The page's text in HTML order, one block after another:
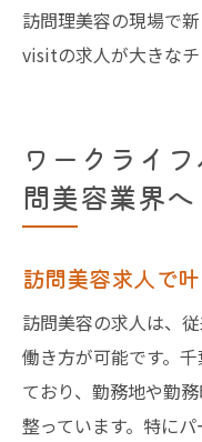
訪問理美容の現場で
visitの求人が大きなチ
ワークライ
問美容業界へ
訪問美容求人で
訪問美容の求人は、
働き方が可能です。
ており、勤務地や勤
整っています。特に